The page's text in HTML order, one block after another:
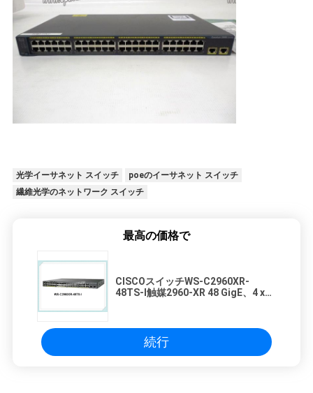
光学イーサネット スイッチ
poeのイーサネット スイッチ
繊維光学のネットワーク スイッチ
最高の価格で
CISCOスイッチWS-C2960XR-
48TS-I触媒2960-XR 48 GigE、4 x
続行